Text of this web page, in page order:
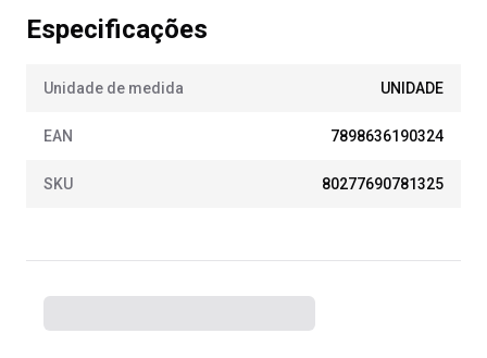
Especificações
Unidade de medida UNIDADE
EAN 7898636190324
SKU 80277690781325